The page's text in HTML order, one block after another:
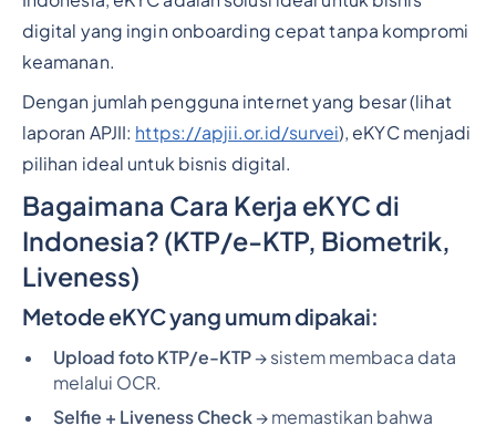
digital yang ingin onboarding cepat tanpa kompromi
keamanan.
Dengan jumlah pengguna internet yang besar (lihat
laporan APJII: https://apjii.or.id/survei), eKYC menjadi
pilihan ideal untuk bisnis digital.
Bagaimana Cara Kerja eKYC di
Indonesia? (KTP/e-KTP, Biometrik,
Liveness)
Metode eKYC yang umum dipakai:
Upload foto KTP/e-KTP→ sistem membaca data
melalui OCR.
Selfie + Liveness Check→ memastikan bahwa